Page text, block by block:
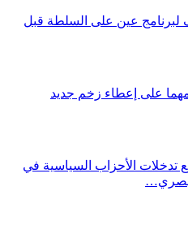
لبرنامج عين على السلطة قبل
على إعطاء زخم جديد
تدخلات الأحزاب السياسية في